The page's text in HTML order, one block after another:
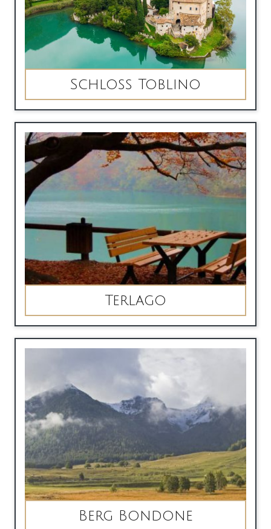
Schloss Toblino
Terlago
Berg Bondone